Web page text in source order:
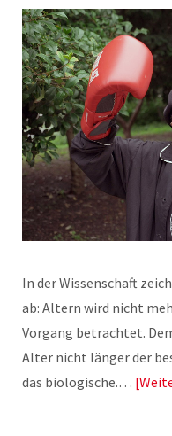
In der Wissenschaft
ab: Altern wird nicht
Vorgang betrachtet.
Alter nicht länger der
das biologische.…